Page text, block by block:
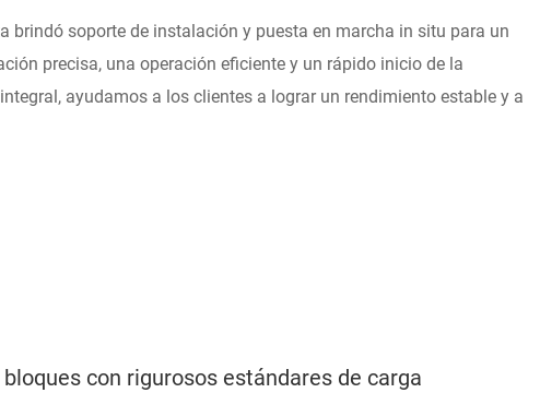
brindó soporte de instalación y puesta en marcha in situ para un
precisa, una operación eficiente y un rápido inicio de la
ayudamos a los clientes a lograr un rendimiento estable y a
con rigurosos estándares de carga